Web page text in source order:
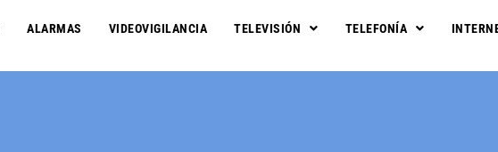
ALARMAS VIDEOVIGILANCIA TELEVISIÓN TELEFONÍA